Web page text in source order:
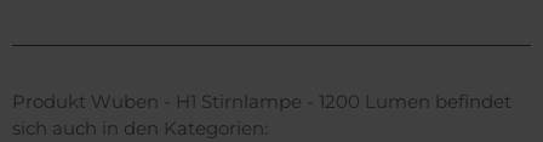
Produkt Wuben - H1 Stirnlampe - 1200 Lumen befindet
sich auch in den Kategorien: